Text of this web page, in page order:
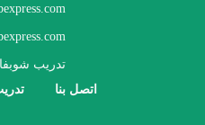
تدريب
اتصل بنا